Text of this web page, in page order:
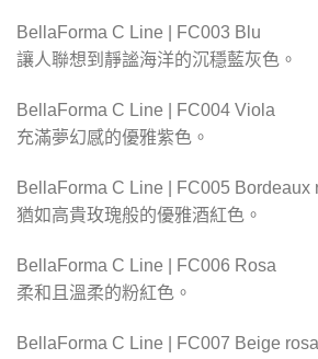
BellaForma C Line | FC003 Blu
讓人聯想到靜謐海洋的沉穩藍灰色。
BellaForma C Line | FC004 Viola
充滿夢幻感的優雅紫色。
BellaForma C Line | FC005 Bordeaux
猶如高貴玫瑰般的優雅酒紅色。
BellaForma C Line | FC006 Rosa
柔和且溫柔的粉紅色。
BellaForma C Line | FC007 Beige rosa